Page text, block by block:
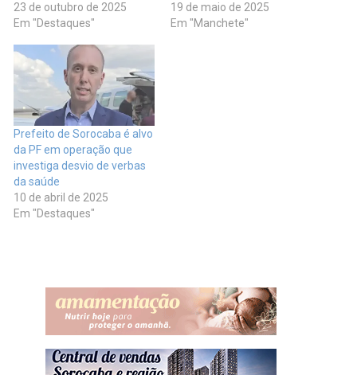
23 de outubro de 2025
Em "Destaques"
19 de maio de 2025
Em "Manchete"
Prefeito de Sorocaba é alvo
da PF em operação que
investiga desvio de verbas
da saúde
10 de abril de 2025
Em "Destaques"